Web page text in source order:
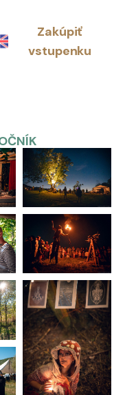
Zakúpiť
vstupenku